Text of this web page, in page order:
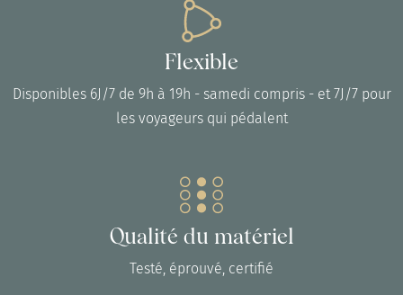
Flexible
Disponibles 6J/7 de 9h à 19h - samedi compris - et 7J/7 pour
les voyageurs qui pédalent
Qualité du matériel
Testé, éprouvé, certifié